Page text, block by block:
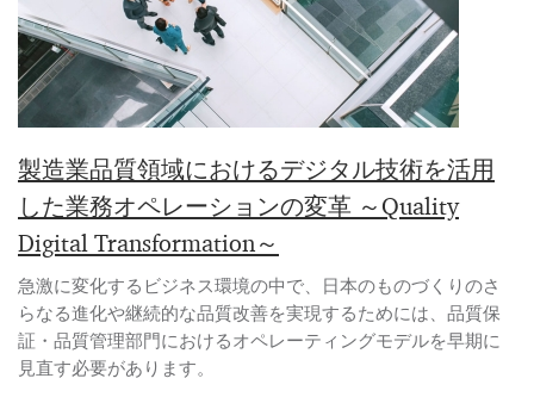
製造業品質領域におけるデジタル技術を活用
した業務オペレーションの変革 ～Quality
Digital Transformation～
急激に変化するビジネス環境の中で、日本のものづくりのさ
らなる進化や継続的な品質改善を実現するためには、品質保
証・品質管理部門におけるオペレーティングモデルを早期に
見直す必要があります。